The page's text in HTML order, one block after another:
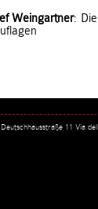
Weingartner:
11 Via